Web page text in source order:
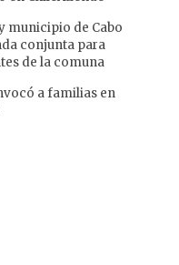
municipio de Cabo
conjunta para
de la comuna
a familias en